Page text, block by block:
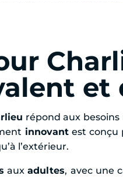
et
répond aux
innovantest conçu
l’extérieur.
auxadultes, avec une